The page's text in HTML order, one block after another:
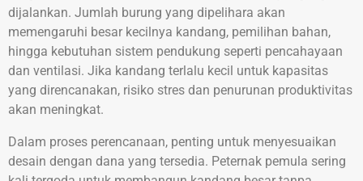
dijalankan. Jumlah burung yang dipelihara akan
memengaruhi besar kecilnya kandang, pemilihan bahan,
hingga kebutuhan sistem pendukung seperti pencahayaan
dan ventilasi. Jika kandang terlalu kecil untuk kapasitas
yang direncanakan, risiko stres dan penurunan produktivitas
akan meningkat.
Dalam proses perencanaan, penting untuk menyesuaikan
desain dengan dana yang tersedia. Peternak pemula sering